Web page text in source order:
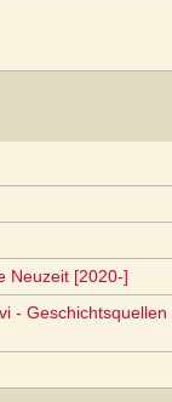
Neuzeit [2020-]
-